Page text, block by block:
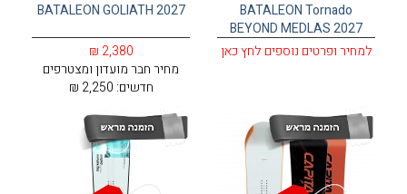
BATALEON Tornado
BEYOND MEDLAS 2027
למחיר ופרטים נוספים לחץ כאן
BATALEON GOLIATH 2027
2,380 ₪
מחיר חבר מועדון ומצטרפים
חדשים: